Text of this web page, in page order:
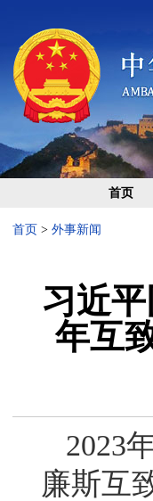
首页
首页 > 外事新闻
习近
年互
2023
廉斯互